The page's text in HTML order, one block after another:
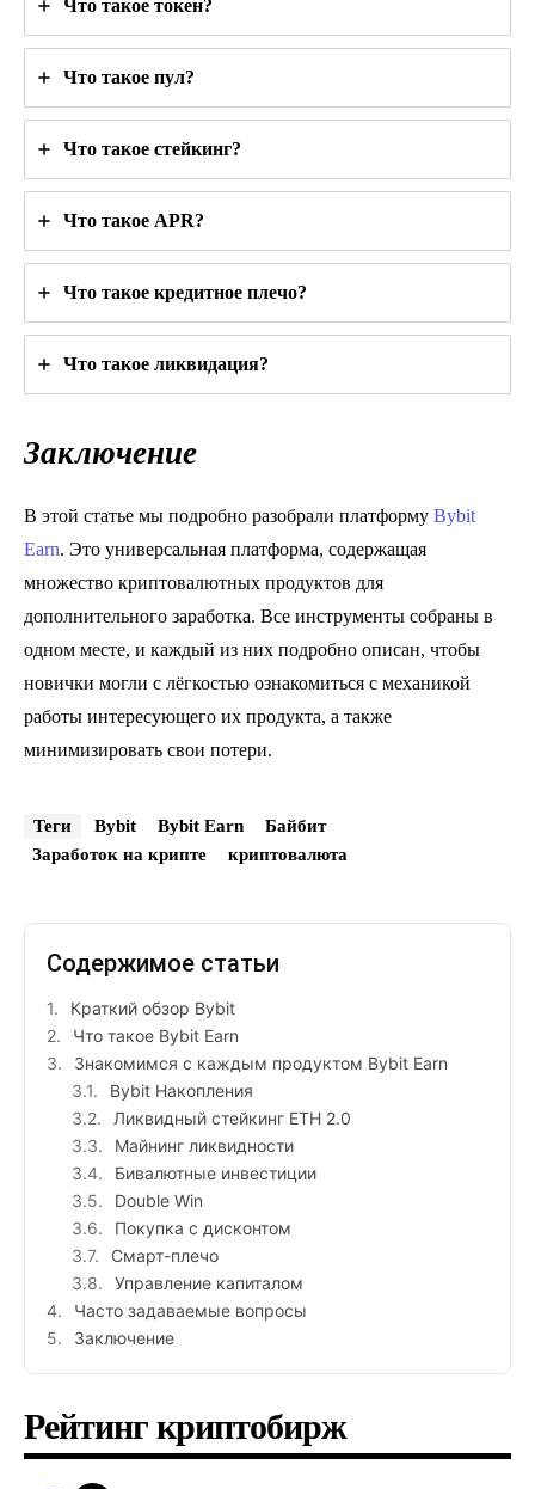
Что такое токен?
Что такое пул?
Что такое стейкинг?
Что такое APR?
Что такое кредитное плечо?
Что такое ликвидация?
Заключение
В этой статье мы подробно разобрали платформу Bybit
Earn. Это универсальная платформа, содержащая
множество криптовалютных продуктов для
дополнительного заработка. Все инструменты собраны в
одном месте, и каждый из них подробно описан, чтобы
новички могли с лёгкостью ознакомиться с механикой
работы интересующего их продукта, а также
минимизировать свои потери.
Теги Bybit Bybit Earn
Байбит
Заработок на крипте
криптовалюта
Содержимое статьи
Краткий обзор Bybit
Что такое Bybit Earn
Знакомимся с каждым продуктом Bybit Earn
Bybit Накопления
Ликвидный стейкинг ETH 2.0
Майнинг ликвидности
Бивалютные инвестиции
Double Win
Покупка с дисконтом
Смарт-плечо
Управление капиталом
Часто задаваемые вопросы
Заключение
Рейтинг криптобирж